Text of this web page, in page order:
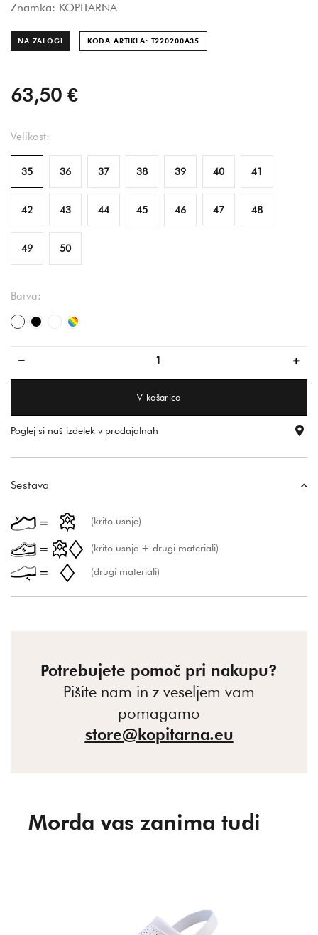
Znamka: KOPITARNA
NA ZALOGI KODA ARTIKLA: T220200A35
63,50 €
Velikost:
35 36 37 38 39 40 41
42 43 44 45 46 47 48
49 50
Barva:
belačrnacvetlični vzorec
večbarvna
V košarico
Poglej si naš izdelek v prodajalnah
Sestava
(krito usnje)
(krito usnje + drugi materiali)
(drugi materiali)
Potrebujete pomoč pri nakupu?
Pišite nam in z veseljem vam
pomagamo
store@kopitarna.eu
Morda vas zanima tudi